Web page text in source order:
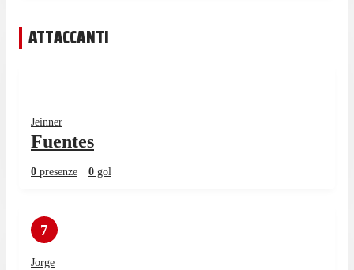
ATTACCANTI
Jeinner
Fuentes
0 presenze 0 gol
7
Jorge